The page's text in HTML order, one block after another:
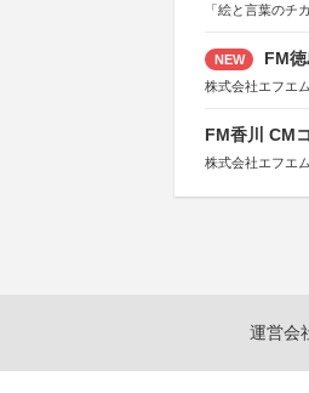
「絵と言葉のチ
NEW FM
株式会社エフエ
FM香川 CM
株式会社エフエ
運営会